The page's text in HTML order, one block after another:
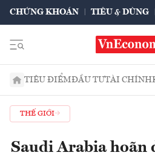
CHỨNG KHOÁN TIÊU & DÙNG
TIÊU ĐIỂMĐẦU TƯTÀI CHÍNH
THẾ GIỚI
Saudi Arabia hoãn